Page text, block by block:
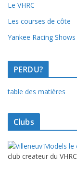
Le VHRC
Les courses de côte
Yankee Racing Shows
PERDU?
table des matières
Clubs
club createur du VHRC